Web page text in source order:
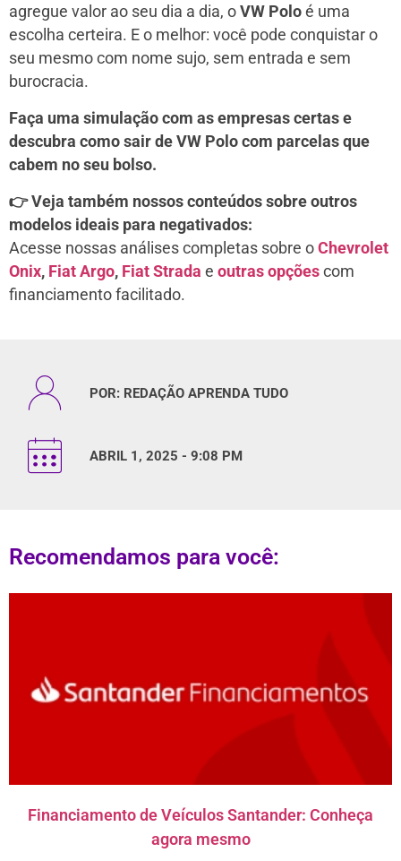
agregue valor ao seu dia a dia, o VW Polo é uma
escolha certeira. E o melhor: você pode conquistar o
seu mesmo com nome sujo, sem entrada e sem
burocracia.
Faça uma simulação com as empresas certas e
descubra como sair de VW Polo com parcelas que
cabem no seu bolso.
👉 Veja também nossos conteúdos sobre outros
modelos ideais para negativados:
Acesse nossas análises completas sobre o Chevrolet
Onix, Fiat Argo, Fiat Strada e outras opções com
financiamento facilitado.
POR: REDAÇÃO APRENDA TUDO
ABRIL 1, 2025 - 9:08 PM
Recomendamos para você:
Financiamento de Veículos Santander: Conheça
agora mesmo